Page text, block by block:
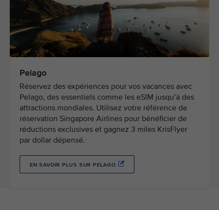
Pelago
Réservez des expériences pour vos vacances avec
Pelago, des essentiels comme les eSIM jusqu’à des
attractions mondiales. Utilisez votre référence de
réservation Singapore Airlines pour bénéficier de
réductions exclusives et gagnez 3 miles KrisFlyer
par dollar dépensé.
EN SAVOIR PLUS SUR PELAGO